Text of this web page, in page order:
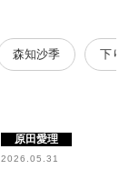
森知沙季 下り
原田愛理
2026.05.31